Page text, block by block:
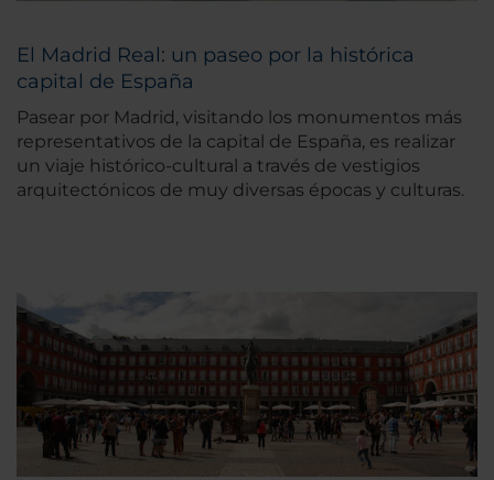
El Madrid Real: un paseo por la histórica
capital de España
Pasear por Madrid, visitando los monumentos más
representativos de la capital de España, es realizar
un viaje histórico-cultural a través de vestigios
arquitectónicos de muy diversas épocas y culturas.